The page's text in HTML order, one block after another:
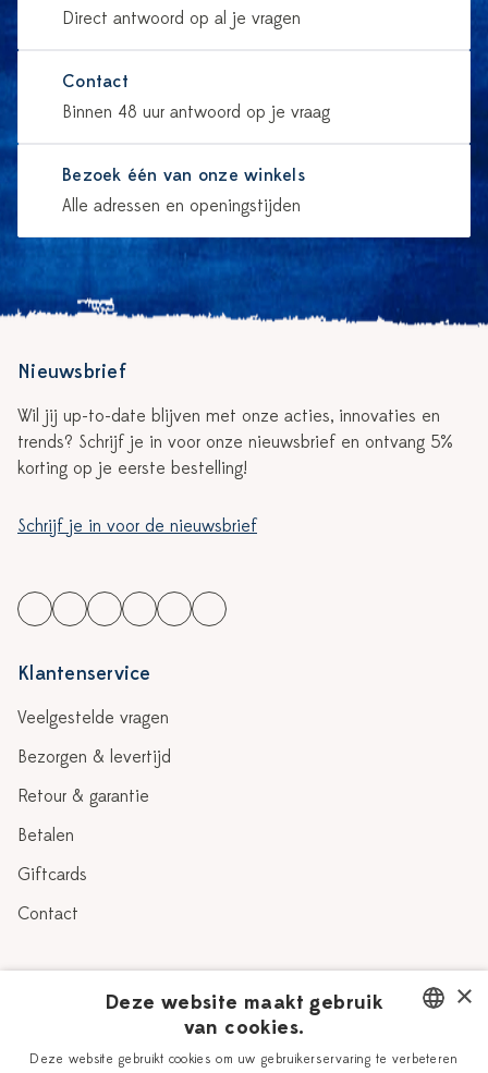
Direct antwoord op al je vragen
Contact
Binnen 48 uur antwoord op je vraag
Bezoek één van onze winkels
Alle adressen en openingstijden
Nieuwsbrief
Wil jij up-to-date blijven met onze acties, innovaties en
trends? Schrijf je in voor onze nieuwsbrief en ontvang 5%
korting op je eerste bestelling!
Schrijf je in voor de nieuwsbrief
Klantenservice
Veelgestelde vragen
Bezorgen & levertijd
Retour & garantie
Betalen
Giftcards
Contact
Delfts Blauw
DUTCH
×
Deze website maakt gebruik
van cookies.
Deze website gebruikt cookies om uw gebruikerservaring te verbeteren